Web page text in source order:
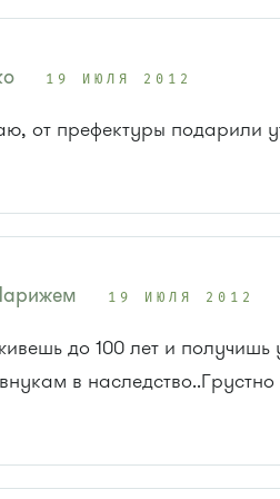
19 ИЮЛЯ 2012
от префектуры подарили
19 ИЮЛЯ 2012
до 100 лет и
в наследство..Грустно